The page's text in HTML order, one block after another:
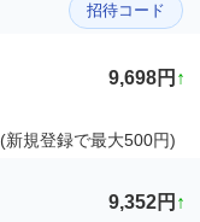
招待コード
9,698円 ↑
(新規登録で最大500円)
9,352円 ↑